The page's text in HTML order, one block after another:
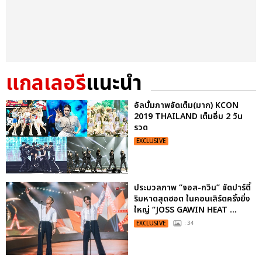
แกลเลอรีแนะนำ
อัลบั้มภาพจัดเต็ม(มาก) KCON
2019 THAILAND เต็มอิ่ม 2 วัน
รวด
EXCLUSIVE
ประมวลภาพ “จอส-กวิน” จัดปาร์ตี้
ริมหาดสุดฮอต ในคอนเสิร์ตครั้งยิ่ง
ใหญ่ “JOSS GAWIN HEAT ...
EXCLUSIVE : 34